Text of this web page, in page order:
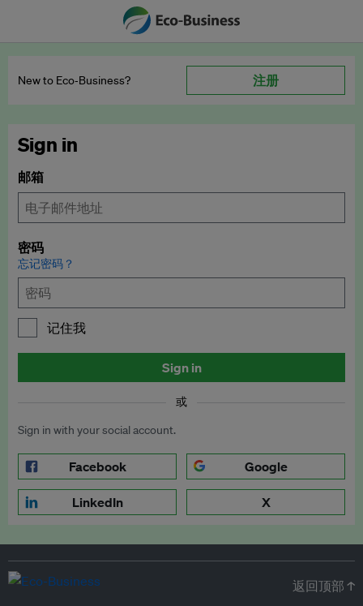
New to Eco‑Business? 注册
Sign in
邮箱
密码
忘记密码？
记住我
Sign in
或
Sign in with your social account.
Facebook Google
LinkedIn X
返回顶部 ↑